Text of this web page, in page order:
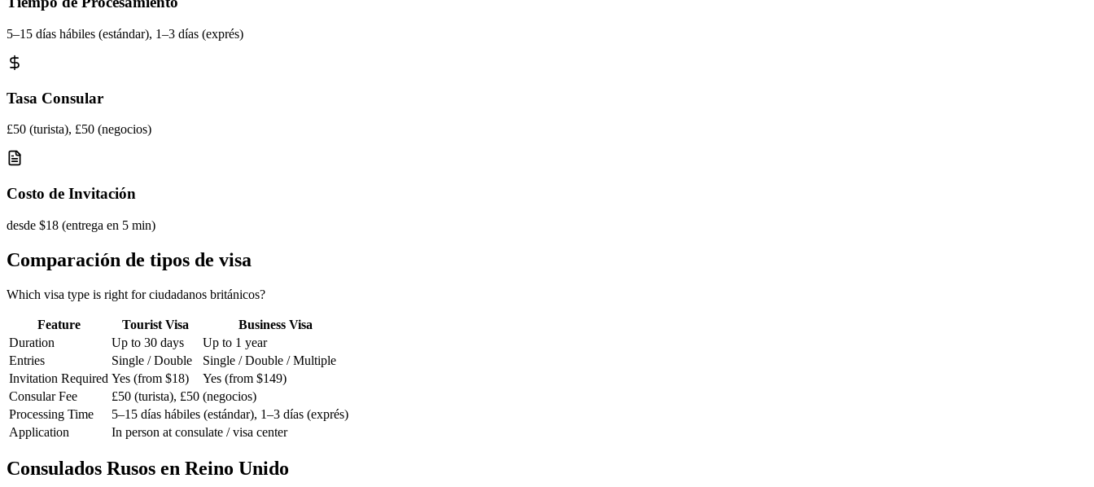
5–15 días hábiles (estándar), 1–3 días (exprés)
Tasa Consular
£50 (turista), £50 (negocios)
Costo de Invitación
desde $18 (entrega en 5 min)
Comparación de tipos de visa
Which visa type is right for ciudadanos británicos?
Feature Tourist Visa
Business Visa
Duration
Up to 30 days
Up to 1 year
Entries
Single / Double
Single / Double / Multiple
Invitation Required Yes (from $18)
Yes (from $149)
Consular Fee
£50 (turista), £50 (negocios)
Processing Time
5–15 días hábiles (estándar), 1–3 días (exprés)
Application
In person at consulate / visa center
Consulados Rusos en Reino Unido